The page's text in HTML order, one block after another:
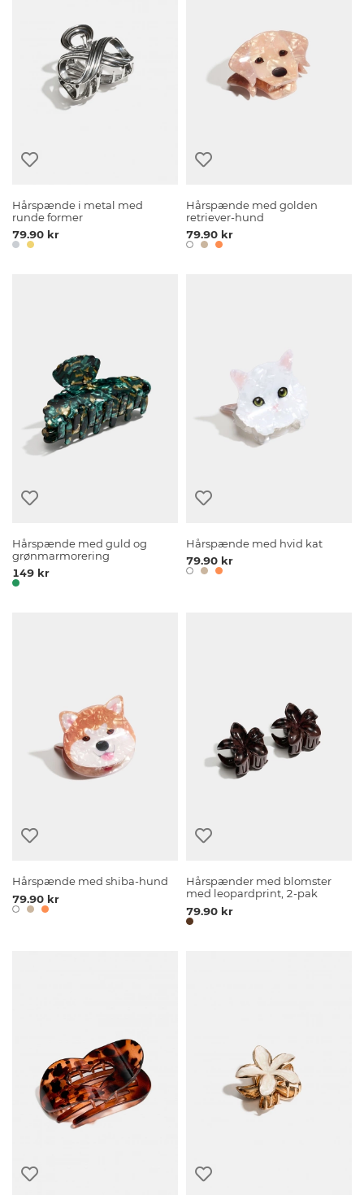
Hårspænde i metal med
runde former
79.90 kr
Hårspænde med golden
retriever-hund
79.90 kr
Hårspænde med guld og
grønmarmorering
149 kr
Hårspænde med hvid kat
79.90 kr
Hårspænde med shiba-hund
79.90 kr
Hårspænder med blomster
med leopardprint, 2-pak
79.90 kr